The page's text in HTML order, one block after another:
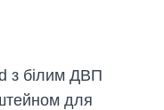
з білим ДВП
для